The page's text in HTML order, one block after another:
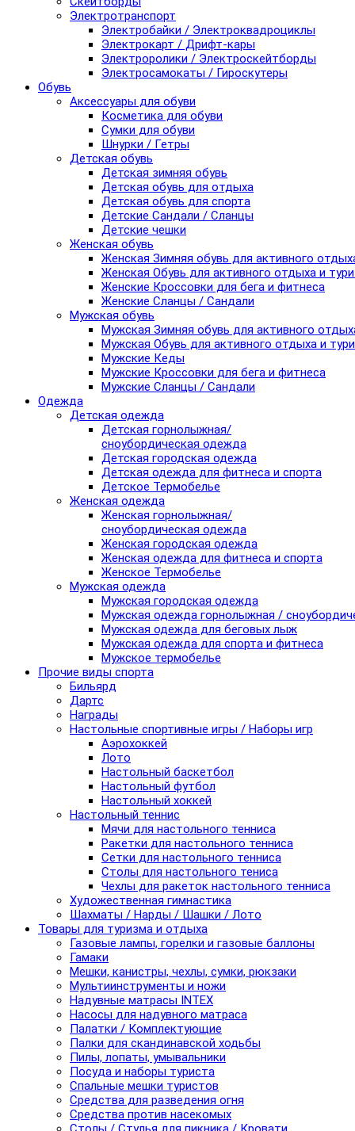
Электротранспорт
Электробайки / Электроквадроциклы
Электрокарт / Дрифт-кары
Электроролики / Электроскейтборды
Электросамокаты / Гироскутеры
Обувь
Аксессуары для обуви
Косметика для обуви
Сумки для обуви
Шнурки / Гетры
Детская обувь
Детская зимняя обувь
Детская обувь для отдыха
Детская обувь для спорта
Детские Сандали / Сланцы
Детские чешки
Женская обувь
Женская Зимняя обувь для активного
Женская Обувь для активного отдыха и
Женские Кроссовки для бега и фитнеса
Женские Сланцы / Сандали
Мужская обувь
Мужская Зимняя обувь для активного
Мужская Обувь для активного отдыха и
Мужские Кеды
Мужские Кроссовки для бега и фитнеса
Мужские Сланцы / Сандали
Одежда
Детская одежда
Детская горнолыжная/
сноубордическая одежда
Детская городская одежда
Детская одежда для фитнеса и спорта
Детское Термобелье
Женская одежда
Женская горнолыжная/
сноубордическая одежда
Женская городская одежда
Женская одежда для фитнеса и спорта
Женское Термобелье
Мужская одежда
Мужская городская одежда
Мужская одежда горнолыжная /
Мужская одежда для беговых лыж
Мужская одежда для спорта и фитнеса
Мужское термобелье
Прочие виды спорта
Бильярд
Дартс
Награды
Настольные спортивные игры / Наборы игр
Аэрохоккей
Лото
Настольный баскетбол
Настольный футбол
Настольный хоккей
Настольный теннис
Мячи для настольного тенниса
Ракетки для настольного тенниса
Сетки для настольного тенниса
Столы для настольного тениса
Чехлы для ракеток настольного тенниса
Художественная гимнастика
Шахматы / Нарды / Шашки / Лото
Товары для туризма и отдыха
Газовые лампы, горелки и газовые баллоны
Гамаки
Мешки, канистры, чехлы, сумки, рюкзаки
Мультиинструменты и ножи
Надувные матрасы INTEX
Насосы для надувного матраса
Палатки / Комплектующие
Палки для скандинавской ходьбы
Пилы, лопаты, умывальники
Посуда и наборы туриста
Спальные мешки туристов
Средства для разведения огня
Средства против насекомых